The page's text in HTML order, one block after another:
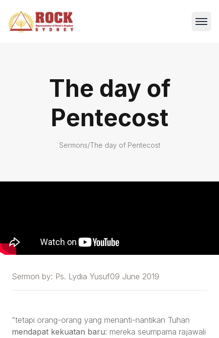
The day of
Pentecost
Sermons/The day of Pentecost
Sermon by: Ps. Lydia Yusuf09 June 2019
“tetapi orang-orang yang menanti-nantikan Tuhan
mendapat kekuatan baru: mereka seumpama rajawali